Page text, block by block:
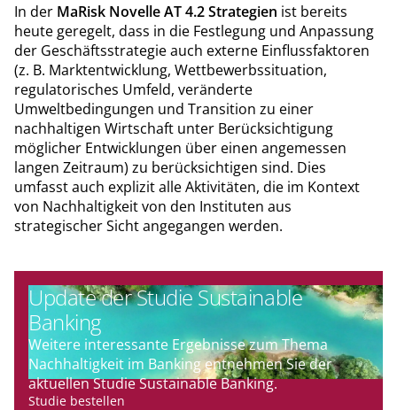
In der MaRisk Novelle AT 4.2 Strategien ist bereits
heute geregelt, dass in die Festlegung und Anpassung
der Geschäftsstrategie auch externe Einflussfaktoren
(z. B. Marktentwicklung, Wettbewerbssituation,
regulatorisches Umfeld, veränderte
Umweltbedingungen und Transition zu einer
nachhaltigen Wirtschaft unter Berücksichtigung
möglicher Entwicklungen über einen angemessen
langen Zeitraum) zu berücksichtigen sind. Dies
umfasst auch explizit alle Aktivitäten, die im Kontext
von Nachhaltigkeit von den Instituten aus
strategischer Sicht angegangen werden.
Update der Studie Sustainable
Banking
Weitere interessante Ergebnisse zum Thema
Nachhaltigkeit im Banking entnehmen Sie der
aktuellen Studie Sustainable Banking.
Studie bestellen